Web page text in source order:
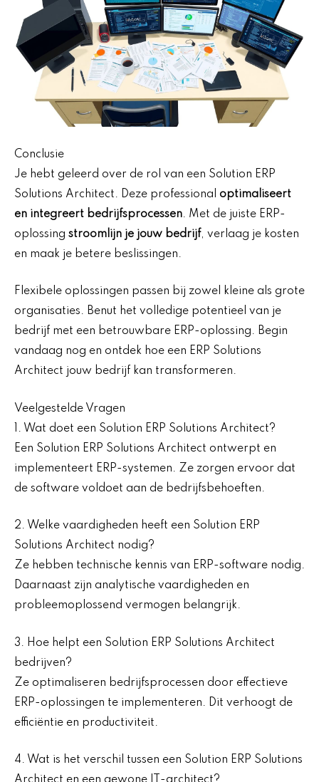
Conclusie
Je hebt geleerd over de rol van een Solution ERP
Solutions Architect. Deze professional optimaliseert
en integreert bedrijfsprocessen. Met de juiste ERP-
oplossing stroomlijn je jouw bedrijf, verlaag je kosten
en maak je betere beslissingen.
Flexibele oplossingen passen bij zowel kleine als grote
organisaties. Benut het volledige potentieel van je
bedrijf met een betrouwbare ERP-oplossing. Begin
vandaag nog en ontdek hoe een ERP Solutions
Architect jouw bedrijf kan transformeren.
Veelgestelde Vragen
1. Wat doet een Solution ERP Solutions Architect?
Een Solution ERP Solutions Architect ontwerpt en
implementeert ERP-systemen. Ze zorgen ervoor dat
de software voldoet aan de bedrijfsbehoeften.
2. Welke vaardigheden heeft een Solution ERP
Solutions Architect nodig?
Ze hebben technische kennis van ERP-software nodig.
Daarnaast zijn analytische vaardigheden en
probleemoplossend vermogen belangrijk.
3. Hoe helpt een Solution ERP Solutions Architect
bedrijven?
Ze optimaliseren bedrijfsprocessen door effectieve
ERP-oplossingen te implementeren. Dit verhoogt de
efficiëntie en productiviteit.
4. Wat is het verschil tussen een Solution ERP Solutions